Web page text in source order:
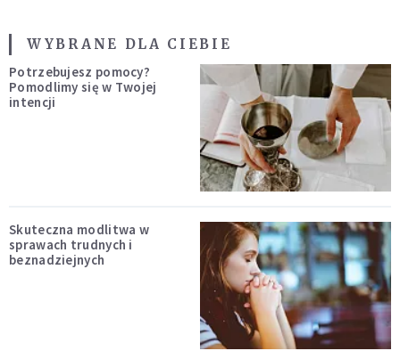
WYBRANE DLA CIEBIE
Potrzebujesz pomocy?
Pomodlimy się w Twojej
intencji
Skuteczna modlitwa w
sprawach trudnych i
beznadziejnych